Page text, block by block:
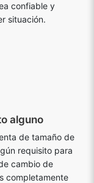
confiable y
situación.
alguno
de tamaño de
requisito para
cambio de
completamente